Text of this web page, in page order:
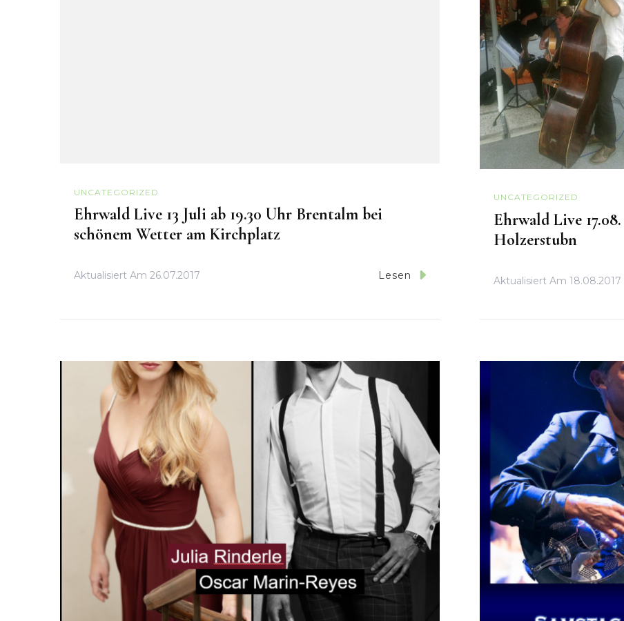
UNCATEGORIZED
Ehrwald Live 13 Juli ab 19.30 Uhr Brentalm bei
schönem Wetter am Kirchplatz
Aktualisiert Am 26.07.2017 Lesen
UNCATEGORIZED
Ehrwald Live
Holzerstubn
Aktualisiert Am18.08.2017